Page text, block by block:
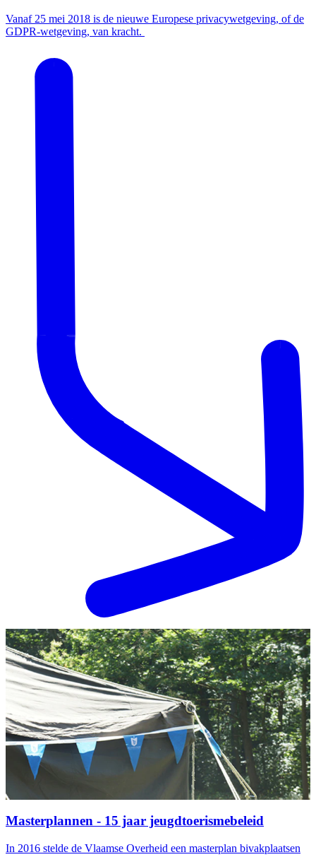
Vanaf 25 mei 2018 is de nieuwe Europese privacywetgeving, of de
GDPR-wetgeving, van kracht.
Masterplannen - 15 jaar jeugdtoerismebeleid
In 2016 stelde de Vlaamse Overheid een masterplan bivakplaatsen